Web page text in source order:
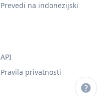
Prevedi na indonezijski
API
Pravila privatnosti